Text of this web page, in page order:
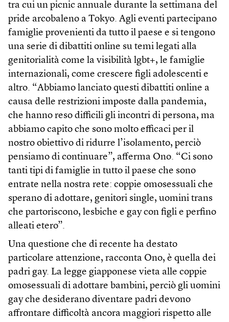
tra cui un picnic annuale durante la settimana del
pride arcobaleno a Tokyo. Agli eventi partecipano
famiglie provenienti da tutto il paese e si tengono
una serie di dibattiti online su temi legati alla
genitorialità come la visibilità lgbt+, le famiglie
internazionali, come crescere figli adolescenti e
altro. “Abbiamo lanciato questi dibattiti online a
causa delle restrizioni imposte dalla pandemia,
che hanno reso difficili gli incontri di persona, ma
abbiamo capito che sono molto efficaci per il
nostro obiettivo di ridurre l’isolamento, perciò
pensiamo di continuare”, afferma Ono. “Ci sono
tanti tipi di famiglie in tutto il paese che sono
entrate nella nostra rete: coppie omosessuali che
sperano di adottare, genitori single, uomini trans
che partoriscono, lesbiche e gay con figli e perfino
alleati etero”.
Una questione che di recente ha destato
particolare attenzione, racconta Ono, è quella dei
padri gay. La legge giapponese vieta alle coppie
omosessuali di adottare bambini, perciò gli uomini
gay che desiderano diventare padri devono
affrontare difficoltà ancora maggiori rispetto alle